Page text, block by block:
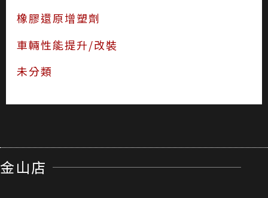
橡膠還原增塑劑
車輛性能提升/改裝
未分類
金山店